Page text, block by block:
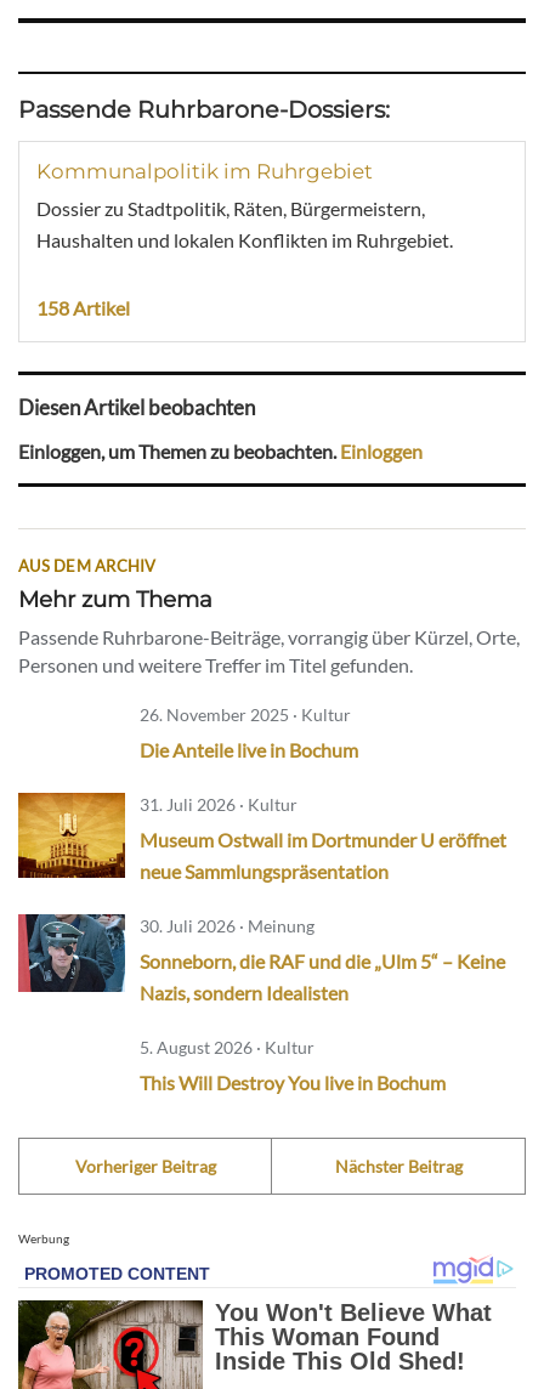
Passende Ruhrbarone-Dossiers:
Kommunalpolitik im Ruhrgebiet
Dossier zu Stadtpolitik, Räten, Bürgermeistern,
Haushalten und lokalen Konflikten im Ruhrgebiet.
158 Artikel
Diesen Artikel beobachten
Einloggen, um Themen zu beobachten. Einloggen
AUS DEM ARCHIV
Mehr zum Thema
Passende Ruhrbarone-Beiträge, vorrangig über Kürzel, Orte,
Personen und weitere Treffer im Titel gefunden.
26. November 2025 · Kultur
Die Anteile live in Bochum
31. Juli 2026 · Kultur
Museum Ostwall im Dortmunder U eröffnet
neue Sammlungspräsentation
30. Juli 2026 · Meinung
Sonneborn, die RAF und die „Ulm 5“ – Keine
Nazis, sondern Idealisten
5. August 2026 · Kultur
This Will Destroy You live in Bochum
Vorheriger Beitrag Nächster Beitrag
Werbung